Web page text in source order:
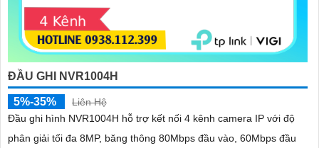
ĐẦU GHI NVR1004H
5%-35%
Liên Hệ
Đầu ghi hình NVR1004H hỗ trợ kết nối 4 kênh camera IP với độ
phân giải tối đa 8MP, băng thông 80Mbps đầu vào, 60Mbps đầu